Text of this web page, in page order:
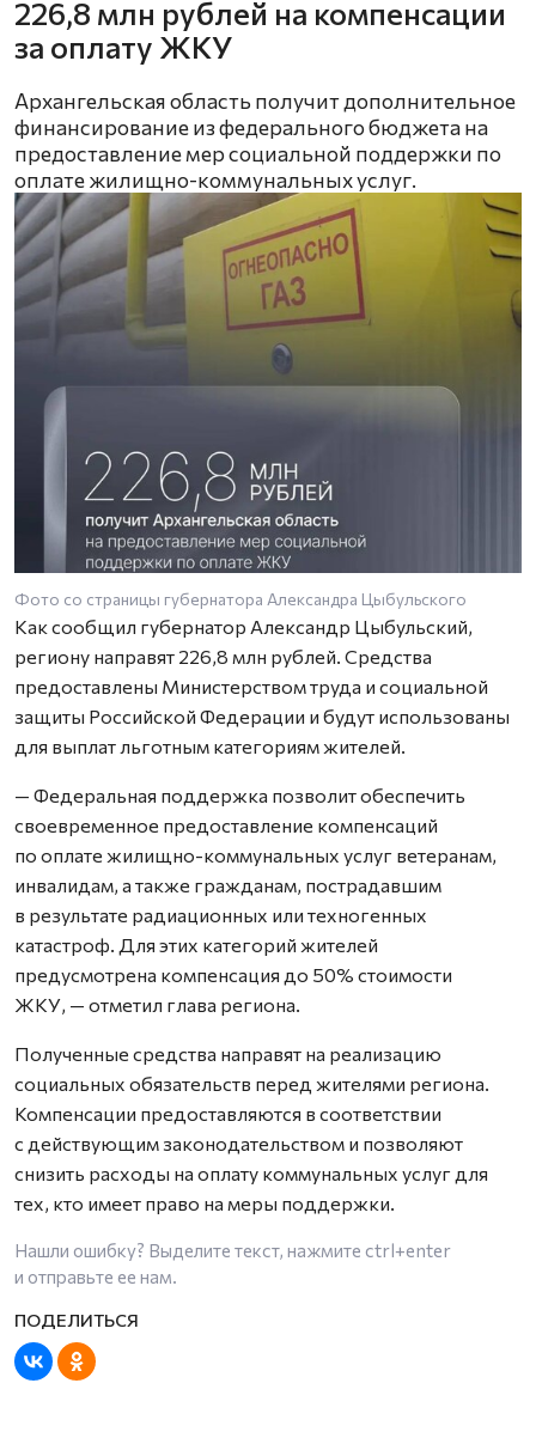
226,8 млн рублей на компенсации
за оплату ЖКУ
Архангельская область получит дополнительное
финансирование из федерального бюджета на
предоставление мер социальной поддержки по
оплате жилищно-коммунальных услуг.
Фото со страницы губернатора Александра Цыбульского
Как сообщил губернатор Александр Цыбульский,
региону направят 226,8 млн рублей. Средства
предоставлены Министерством труда и социальной
защиты Российской Федерации и будут использованы
для выплат льготным категориям жителей.
— Федеральная поддержка позволит обеспечить
своевременное предоставление компенсаций
по оплате жилищно-коммунальных услуг ветеранам,
инвалидам, а также гражданам, пострадавшим
в результате радиационных или техногенных
катастроф. Для этих категорий жителей
предусмотрена компенсация до 50% стоимости
ЖКУ, — отметил глава региона.
Полученные средства направят на реализацию
социальных обязательств перед жителями региона.
Компенсации предоставляются в соответствии
с действующим законодательством и позволяют
снизить расходы на оплату коммунальных услуг для
тех, кто имеет право на меры поддержки.
Нашли ошибку? Выделите текст, нажмите ctrl+enter
и отправьте ее нам.